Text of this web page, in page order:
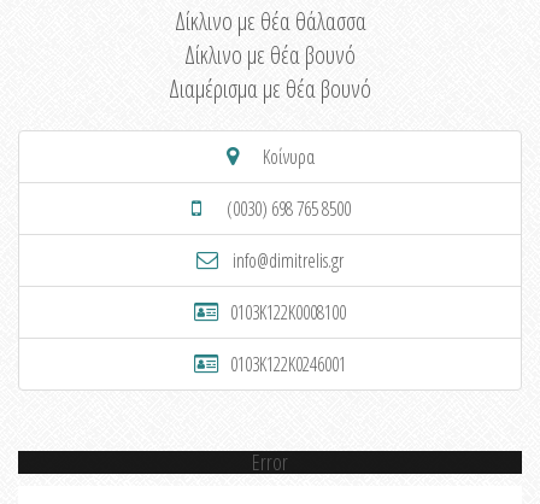
Δίκλινο με θέα θάλασσα
Δίκλινο με θέα βουνό
Διαμέρισμα με θέα βουνό
Κοίνυρα
(0030) 698 765 8500
info@dimitrelis.gr
0103K122K0008100
0103K122K0246001
Error